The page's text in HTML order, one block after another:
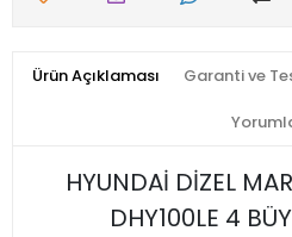
Ürün Açıklaması Garanti ve
HYUNDAİ DİZEL
DHY100LE 4